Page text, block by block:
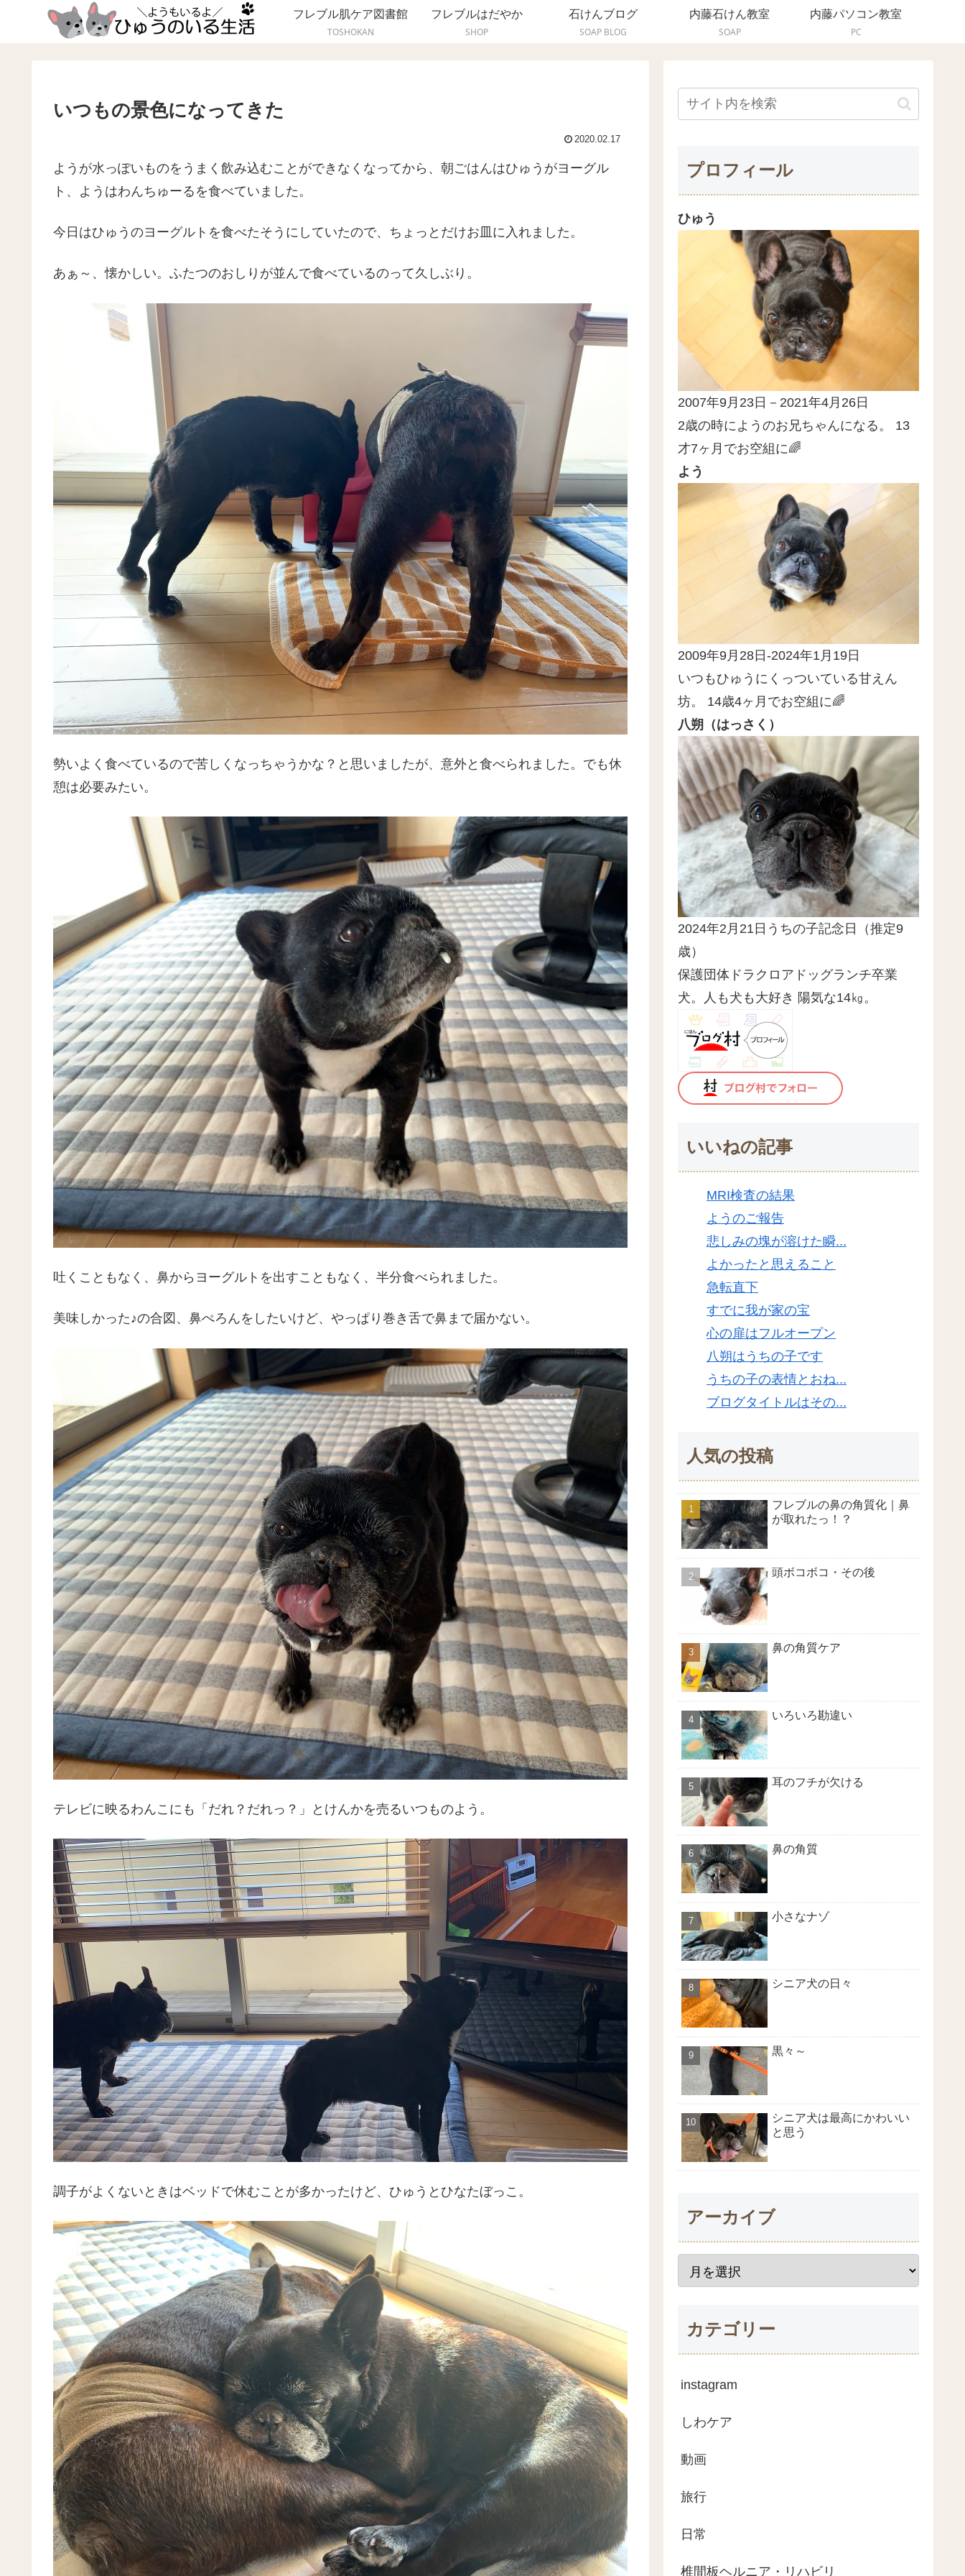
フレブル肌ケア図書館
TOSHOKAN
フレブルはだやか
SHOP
石けんブログ
SOAP BLOG
内藤石けん教室
SOAP
内藤パソコン教室
PC
いつもの景色になってきた
2020.02.17
ようが水っぽいものをうまく飲み込むことができなくなってから、朝ごはんはひゅうがヨーグル
ト、ようはわんちゅーるを食べていました。
今日はひゅうのヨーグルトを食べたそうにしていたので、ちょっとだけお皿に入れました。
あぁ～、懐かしい。ふたつのおしりが並んで食べているのって久しぶり。
勢いよく食べているので苦しくなっちゃうかな？と思いましたが、意外と食べられました。でも休
憩は必要みたい。
吐くこともなく、鼻からヨーグルトを出すこともなく、半分食べられました。
美味しかった♪の合図、鼻ぺろんをしたいけど、やっぱり巻き舌で鼻まで届かない。
テレビに映るわんこにも「だれ？だれっ？」とけんかを売るいつものよう。
調子がよくないときはベッドで休むことが多かったけど、ひゅうとひなたぼっこ。
プロフィール
ひゅう
2007年9月23日－2021年4月26日
2歳の時にようのお兄ちゃんになる。 13
才7ヶ月でお空組に🌈
よう
2009年9月28日-2024年1月19日
いつもひゅうにくっついている甘えん
坊。 14歳4ヶ月でお空組に🌈
八朔（はっさく）
2024年2月21日うちの子記念日（推定9
歳）
保護団体ドラクロアドッグランチ卒業
犬。人も犬も大好き 陽気な14㎏。
いいねの記事
MRI検査の結果
ようのご報告
悲しみの塊が溶けた瞬...
よかったと思えること
急転直下
すでに我が家の宝
心の扉はフルオープン
八朔はうちの子です
うちの子の表情とおね...
ブログタイトルはその...
人気の投稿
フレブルの鼻の角質化｜鼻
が取れたっ！？
頭ボコボコ・その後
鼻の角質ケア
いろいろ勘違い
耳のフチが欠ける
鼻の角質
小さなナゾ
シニア犬の日々
黒々～
シニア犬は最高にかわいい
と思う
アーカイブ
カテゴリー
instagram
しわケア
動画
旅行
日常
椎間板ヘルニア・リハビリ